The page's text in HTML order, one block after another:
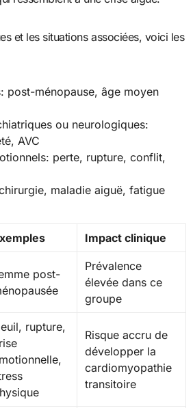
et les situations associées, voici les
post-ménopause, âge moyen
ou neurologiques:
AVC
perte, rupture, conflit,
maladie aiguë, fatigue
Impact clinique
post-
Prévalence
élevée dans ce
groupe
rupture,
Risque accru de
développer la
cardiomyopathie
transitoire